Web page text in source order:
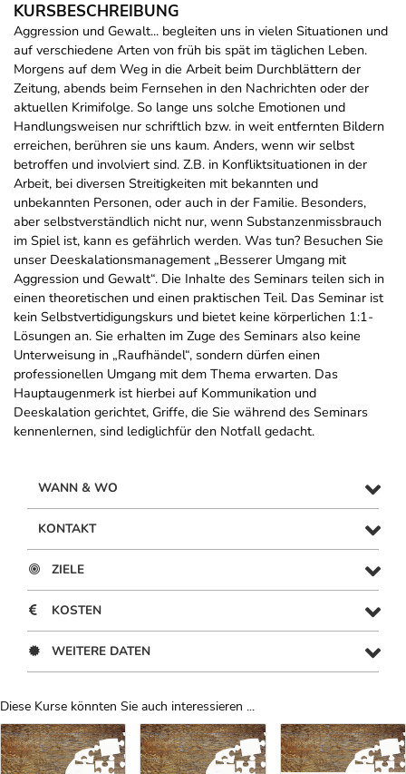
KURSBESCHREIBUNG
Aggression und Gewalt... begleiten uns in vielen Situationen und
auf verschiedene Arten von früh bis spät im täglichen Leben.
Morgens auf dem Weg in die Arbeit beim Durchblättern der
Zeitung, abends beim Fernsehen in den Nachrichten oder der
aktuellen Krimifolge. So lange uns solche Emotionen und
Handlungsweisen nur schriftlich bzw. in weit entfernten Bildern
erreichen, berühren sie uns kaum. Anders, wenn wir selbst
betroffen und involviert sind. Z.B. in Konfliktsituationen in der
Arbeit, bei diversen Streitigkeiten mit bekannten und
unbekannten Personen, oder auch in der Familie. Besonders,
aber selbstverständlich nicht nur, wenn Substanzenmissbrauch
im Spiel ist, kann es gefährlich werden. Was tun? Besuchen Sie
unser Deeskalationsmanagement „Besserer Umgang mit
Aggression und Gewalt“. Die Inhalte des Seminars teilen sich in
einen theoretischen und einen praktischen Teil. Das Seminar ist
kein Selbstvertidigungskurs und bietet keine körperlichen 1:1-
Lösungen an. Sie erhalten im Zuge des Seminars also keine
Unterweisung in „Raufhändel“, sondern dürfen einen
professionellen Umgang mit dem Thema erwarten. Das
Hauptaugenmerk ist hierbei auf Kommunikation und
Deeskalation gerichtet, Griffe, die Sie während des Seminars
kennenlernen, sind lediglichfür den Notfall gedacht.
WANN & WO
KONTAKT
ZIELE
KOSTEN
WEITERE DATEN
Diese Kurse könnten Sie auch interessieren ...
Uber Weiterbildungsvorschläge